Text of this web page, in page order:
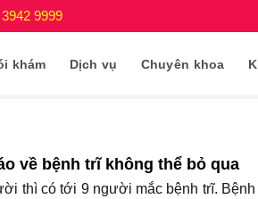
9999
khám Dịch vụ Chuyên khoa
về bệnh trĩ không thể bỏ qua
thì có tới 9 người mắc bệnh trĩ. Bệnh